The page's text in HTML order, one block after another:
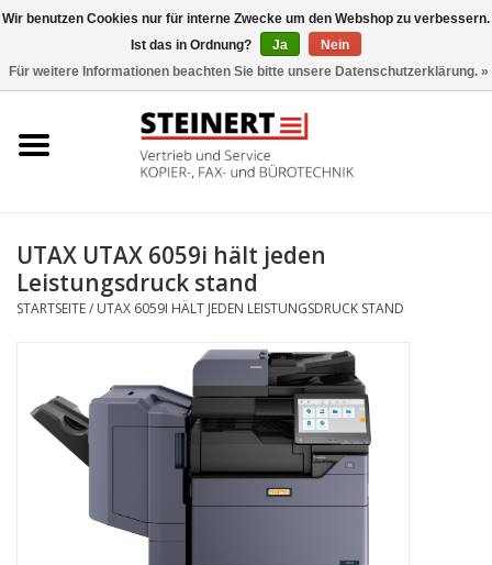
Büromaschinen- Service
Toner
Marken
UTAX UTAX 6059i hält jeden
Leistungsdruck stand
STARTSEITE/ UTAX 6059I HÄLT JEDEN LEISTUNGSDRUCK STAND
Wir benutzen Cookies nur für interne Zwecke um den Webshop zu verbessern.
Ist das in Ordnung?
Ja
Nein
Für weitere Informationen beachten Sie bitte unsere Datenschutzerklärung. »